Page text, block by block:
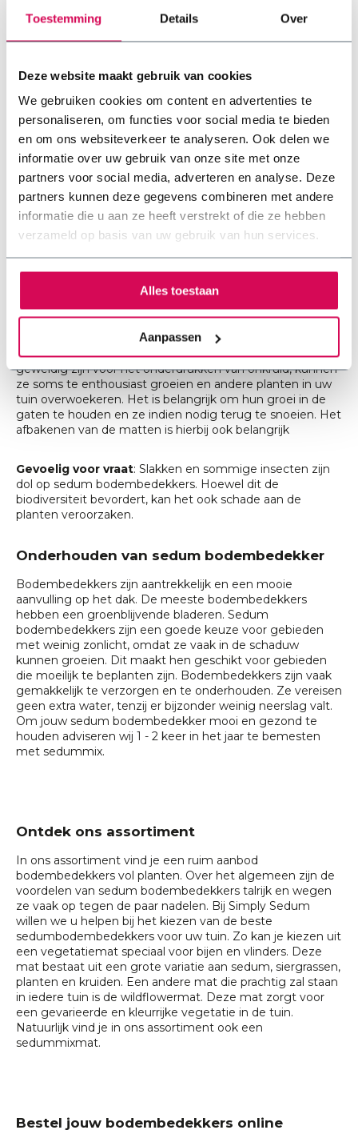
Toestemming Details Over
Deze website maakt gebruik van cookies
We gebruiken cookies om content en advertenties te
personaliseren, om functies voor social media te bieden
en om ons websiteverkeer te analyseren. Ook delen we
informatie over uw gebruik van onze site met onze
partners voor social media, adverteren en analyse. Deze
partners kunnen deze gegevens combineren met andere
informatie die u aan ze heeft verstrekt of die ze hebben
verzameld op basis van uw gebruik van hun services.
Alles toestaan
Aanpassen
Onderhoudsarm
: Een van de grootste voordelen van
sedum bodembedekkers is dat ze weinig onderhoud
water nodig, waardoor ze ideaal zijn voor mensen met
Bodemerosie preventie: Sedum bodembedekkers
helpen bodemerosie te voorkomen door de grond op zijn
plaats te houden met hun uitgebreide wortelstelsel.
Onkruidbestrijding: Deze planten groeien snel en
vormen een dichte begroeiing die onkruid geen kans
geeft om te groeien.
Mooi voor het oog: Sedum bodembedekkers zijn visueel
aantrekkelijk en voegen kleur en textuur toe aan uw tuin.
Bevordering van biodiversiteit: Ze trekken nuttige
insecten en bijen aan, wat bijdraagt aan een gezonde en
evenwichtige tuin.
Potentiële overgroei: Hoewel sedum bodembedekkers
geweldig zijn voor het onderdrukken van onkruid, kunnen
ze soms te enthousiast groeien en andere planten in uw
tuin overwoekeren. Het is belangrijk om hun groei in de
gaten te houden en ze indien nodig terug te snoeien. Het
afbakenen van de matten is hierbij ook belangrijk
Gevoelig voor vraat: Slakken en sommige insecten zijn
dol op sedum bodembedekkers. Hoewel dit de
biodiversiteit bevordert, kan het ook schade aan de
planten veroorzaken.
Onderhouden van sedum bodembedekker
Bodembedekkers zijn aantrekkelijk en een mooie
aanvulling op het dak. De meeste bodembedekkers
hebben een groenblijvende bladeren. Sedum
bodembedekkers zijn een goede keuze voor gebieden
met weinig zonlicht, omdat ze vaak in de schaduw
kunnen groeien. Dit maakt hen geschikt voor gebieden
die moeilijk te beplanten zijn. Bodembedekkers zijn vaak
gemakkelijk te verzorgen en te onderhouden. Ze vereisen
geen extra water, tenzij er bijzonder weinig neerslag valt.
Om jouw sedum bodembedekker mooi en gezond te
houden adviseren wij 1 - 2 keer in het jaar te bemesten
met sedummix.
Ontdek ons assortiment
In ons assortiment vind je een ruim aanbod
bodembedekkers vol planten. Over het algemeen zijn de
voordelen van sedum bodembedekkers talrijk en wegen
ze vaak op tegen de paar nadelen. Bij Simply Sedum
willen we u helpen bij het kiezen van de beste
sedumbodembedekkers voor uw tuin. Zo kan je kiezen uit
een vegetatiemat speciaal voor bijen en vlinders. Deze
mat bestaat uit een grote variatie aan sedum, siergrassen,
planten en kruiden. Een andere mat die prachtig zal staan
in iedere tuin is de wildflowermat. Deze mat zorgt voor
een gevarieerde en kleurrijke vegetatie in de tuin.
Natuurlijk vind je in ons assortiment ook een
sedummixmat.
Bestel jouw bodembedekkers online